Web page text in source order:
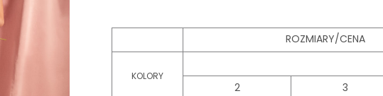
KOLORY
ROZMIARY/CENA
2 3